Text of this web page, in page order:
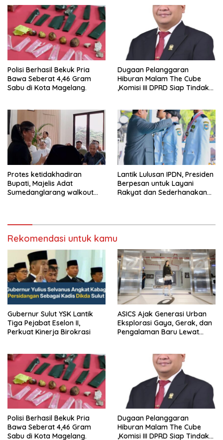
Polisi Berhasil Bekuk Pria
Bawa Seberat 4,46 Gram
Sabu di Kota Magelang.
Dugaan Pelanggaran
Hiburan Malam The Cube
,Komisi III DPRD Siap Tindak
Protes ketidakhadiran
Bupati, Majelis Adat
Sumedanglarang walkout
Lantik Lulusan IPDN, Presiden
Berpesan untuk Layani
Rakyat dan Sederhanakan
Rekomendasi untuk kamu
Gubernur Sulut YSK Lantik
Tiga Pejabat Eselon II,
Perkuat Kinerja Birokrasi
ASICS Ajak Generasi Urban
Eksplorasi Gaya, Gerak, dan
Pengalaman Baru Lewat
Polisi Berhasil Bekuk Pria
Bawa Seberat 4,46 Gram
Sabu di Kota Magelang.
Dugaan Pelanggaran
Hiburan Malam The Cube
,Komisi III DPRD Siap Tindak